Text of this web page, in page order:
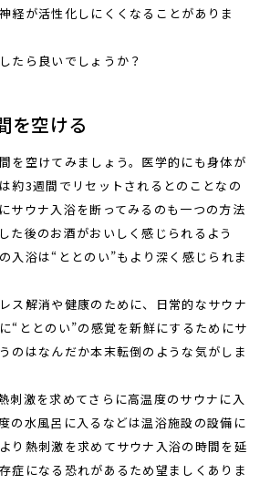
経が活性化しにくくなることがありま
たら良いでしょうか？
を空ける
を空けてみましょう。医学的にも身体が
約3週間でリセットされるとのことなの
サウナ入浴を断ってみるのも一つの方法
た後のお酒がおいしく感じられるよう
入浴は“ととのい”もより深く感じられま
ス解消や健康のために、日常的なサウナ
“ととのい”の感覚を新鮮にするためにサ
のはなんだか本末転倒のような気がしま
刺激を求めてさらに高温度のサウナに入
の水風呂に入るなどは温浴施設の設備に
り熱刺激を求めてサウナ入浴の時間を延
症になる恐れがあるため望ましくありま